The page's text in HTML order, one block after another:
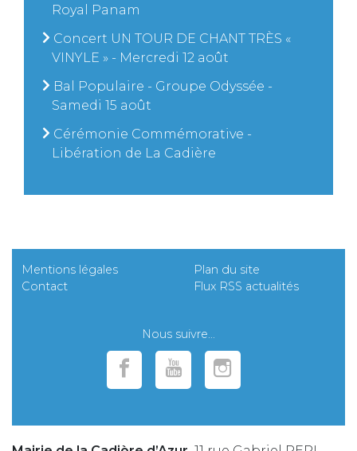
Royal Panam
Concert UN TOUR DE CHANT TRÈS «
VINYLE » - Mercredi 12 août
Bal Populaire - Groupe Odyssée -
Samedi 15 août
Cérémonie Commémorative -
Libération de La Cadière
Mentions légales
Contact
Plan du site
Flux RSS actualités
Nous suivre...